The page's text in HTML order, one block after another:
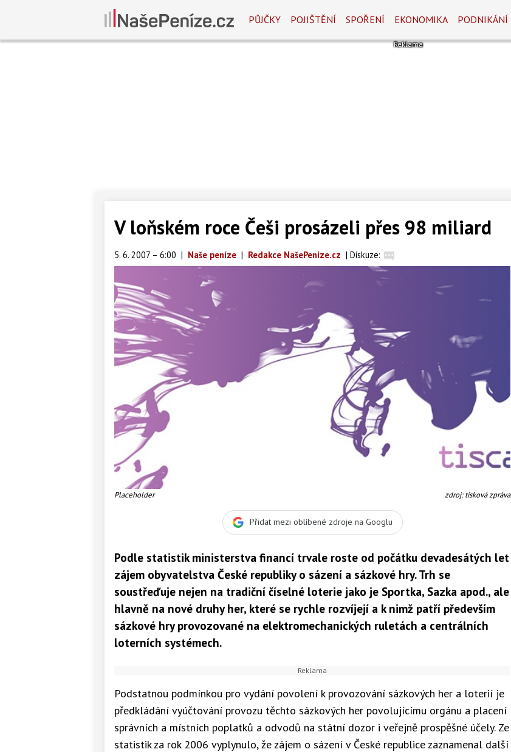
PŮJČKY POJIŠTĚNÍ SPOŘENÍ EKONOMIKA PODNIKÁNÍ
V loňském roce Češi prosázeli přes 98 miliard
5. 6. 2007 – 6:00 | Naše peníze | Redakce NašePeníze.cz | Diskuze:
Placeholder zdroj: tisková zpráva
Přidat mezi oblíbené zdroje na Googlu
Podle statistik ministerstva financí trvale roste od počátku devadesátých let
zájem obyvatelstva České republiky o sázení a sázkové hry. Trh se
soustřeďuje nejen na tradiční číselné loterie jako je Sportka, Sazka apod., ale
hlavně na nové druhy her, které se rychle rozvíjejí a k nimž patří především
sázkové hry provozované na elektromechanických ruletách a centrálních
loterních systémech.
Podstatnou podmínkou pro vydání povolení k provozování sázkových her a loterií je
předkládání vyúčtování provozu těchto sázkových her povolujícímu orgánu a placení
správních a místních poplatků a odvodů na státní dozor i veřejně prospěšné účely. Ze
statistik za rok 2006 vyplynulo, že zájem o sázení v České republice zaznamenal další